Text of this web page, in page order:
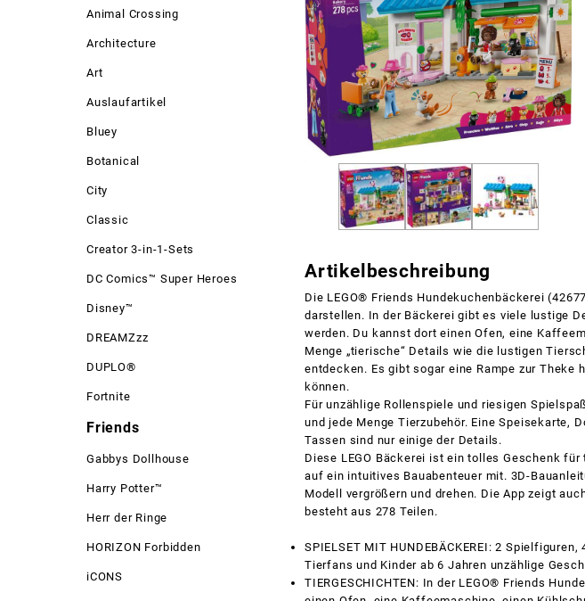
Animal Crossing
Architecture
Art
Auslaufartikel
Bluey
Botanical
City
Classic
Creator 3-in-1-Sets
DC Comics™ Super Heroes
Disney™
DREAMZzz
DUPLO®
Fortnite
Friends
Gabbys Dollhouse
Harry Potter™
Herr der Ringe
HORIZON Forbidden
iCONS
Artikelbeschreibung
Die LEGO® Friends Hundekuchenbäckerei
darstellen. In der Bäckerei gibt es viele lustige
werden. Du kannst dort einen Ofen, eine
Menge „tierische“ Details wie die lustigen
entdecken. Es gibt sogar eine Rampe zur
können.
Für unzählige Rollenspiele und riesigen
und jede Menge Tierzubehör. Eine Speisekarte,
Tassen sind nur einige der Details.
Diese LEGO Bäckerei ist ein tolles Geschenk
auf ein intuitives Bauabenteuer mit. 3D-
Modell vergrößern und drehen. Die App zeigt
besteht aus 278 Teilen.
SPIELSET MIT HUNDEBÄCKEREI: 2
Tierfans und Kinder ab 6 Jahren unzählige
TIERGESCHICHTEN: In der LEGO® Friends